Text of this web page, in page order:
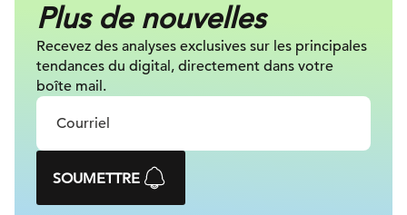
Plus de nouvelles
Recevez des analyses exclusives sur les principales
tendances du digital, directement dans votre
boîte mail.
SOUMETTRE